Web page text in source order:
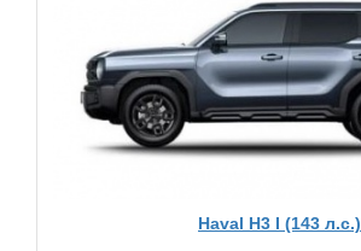
Haval H3 I (143 л.с.)